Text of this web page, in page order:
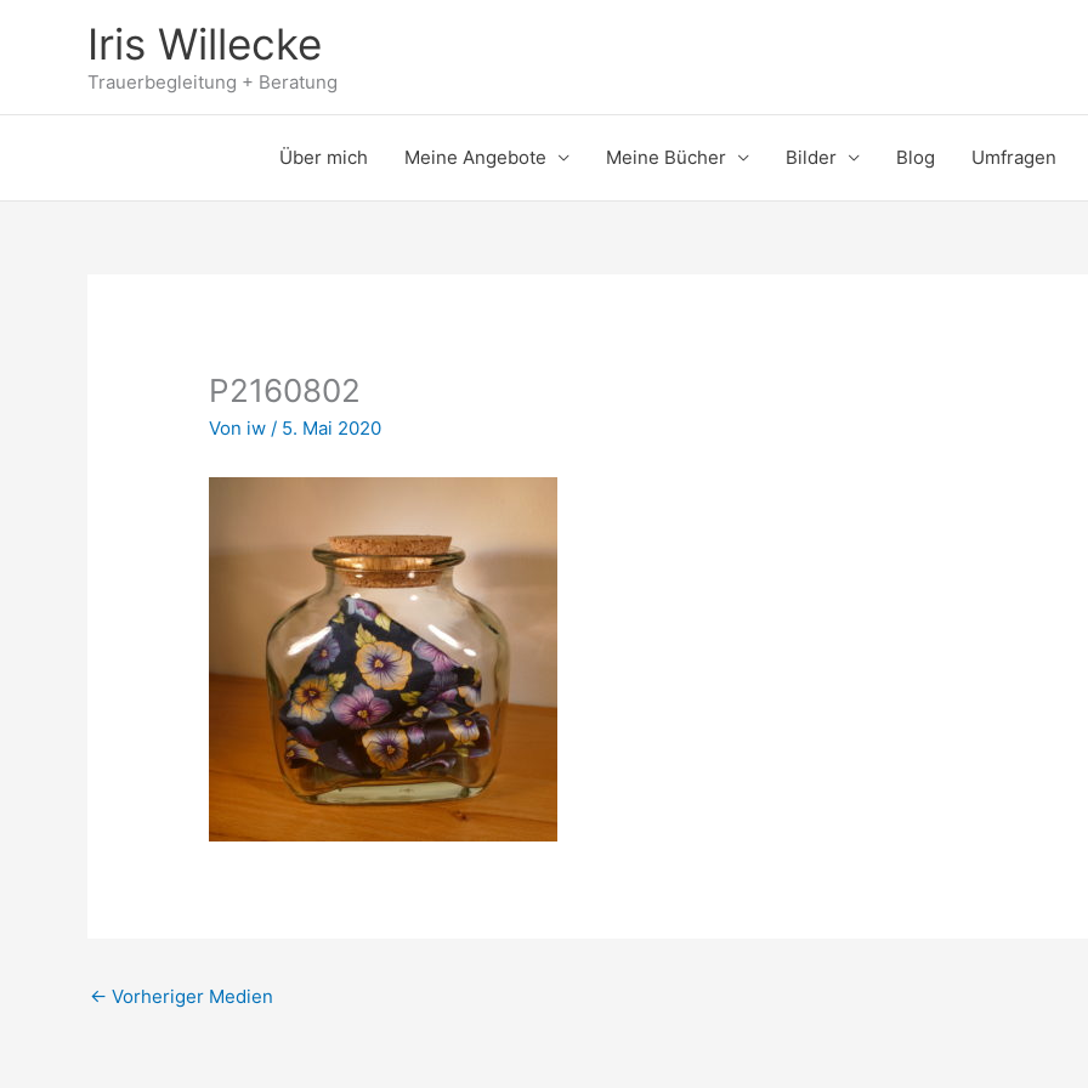
Iris Willecke
Trauerbegleitung + Beratung
Über mich Meine Angebote Meine Bücher Bilder Blog Umfragen
P2160802
Von iw/ 5. Mai 2020
← Vorheriger Medien